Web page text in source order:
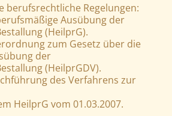
berufsrechtliche Regelungen:
Ausübung der
(HeilprG).
zum Gesetz über die
der
(HeilprGDV).
des Verfahrens zur
HeilprG vom 01.03.2007.